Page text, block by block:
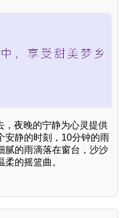
，夜晚的宁静为心灵提供
安静的时刻，10分钟的雨
腻的雨滴落在窗台，沙沙
的摇篮曲。